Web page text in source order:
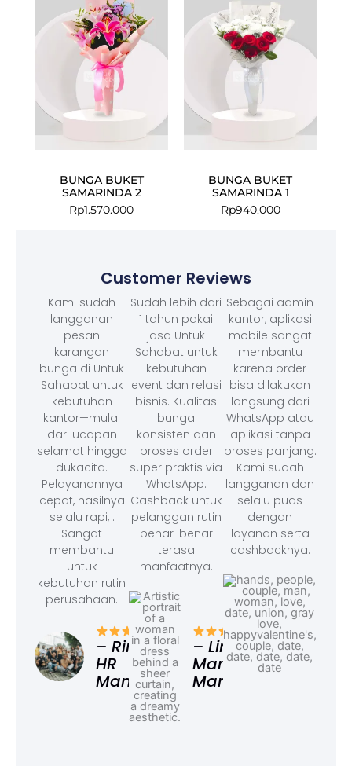
BUNGA BUKET
SAMARINDA 2
Rp1.570.000
BUNGA BUKET
SAMARINDA 1
Rp940.000
Customer Reviews
Kami sudah
langganan
pesan
karangan
bunga di Untuk
Sahabat untuk
kebutuhan
kantor—mulai
dari ucapan
selamat hingga
dukacita.
Pelayanannya
cepat, hasilnya
selalu rapi, .
Sangat
membantu
untuk
kebutuhan rutin
perusahaan.
– Rina,
HR
Manager
Sudah lebih dari
1 tahun pakai
jasa Untuk
Sahabat untuk
kebutuhan
event dan relasi
bisnis. Kualitas
bunga
konsisten dan
proses order
super praktis via
WhatsApp.
Cashback untuk
pelanggan rutin
benar-benar
terasa
manfaatnya.
– Linda,
Marketing
Manager
Sebagai admin
kantor, aplikasi
mobile sangat
membantu
karena order
bisa dilakukan
langsung dari
WhatsApp atau
aplikasi tanpa
proses panjang.
Kami sudah
langganan dan
selalu puas
dengan
layanan serta
cashbacknya.